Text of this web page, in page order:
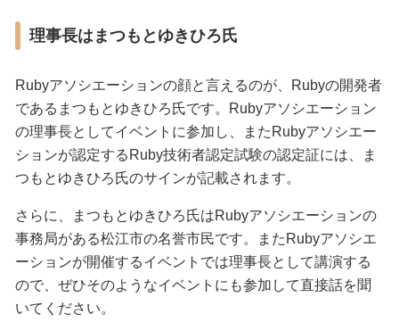
理事長はまつもとゆきひろ氏
Rubyアソシエーションの顔と言えるのが、Rubyの開発者
であるまつもとゆきひろ氏です。Rubyアソシエーション
の理事長としてイベントに参加し、またRubyアソシエー
ションが認定するRuby技術者認定試験の認定証には、ま
つもとゆきひろ氏のサインが記載されます。
さらに、まつもとゆきひろ氏はRubyアソシエーションの
事務局がある松江市の名誉市民です。またRubyアソシエ
ーションが開催するイベントでは理事長として講演する
ので、ぜひそのようなイベントにも参加して直接話を聞
いてください。